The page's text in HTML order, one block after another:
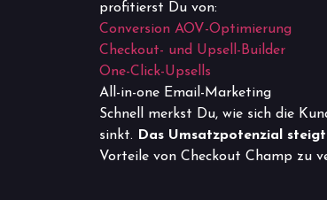
profitierst Du von:
Conversion AOV-Optimierung
Checkout- und Upsell-Builder
One-Click-Upsells
All-in-one Email-Marketing
Schnell merkst Du, wie sich die
sinkt.
Das Umsatzpotenzial
Vorteile von Checkout Champ zu